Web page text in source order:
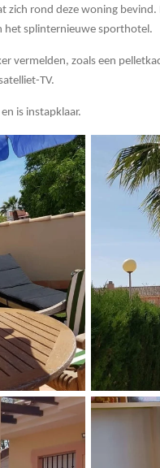
zich rond deze woning
het splinternieuwe sporthotel.
vermelden, zoals een
TV.
is instapklaar.